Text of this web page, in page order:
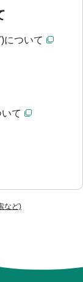
など)
について
て